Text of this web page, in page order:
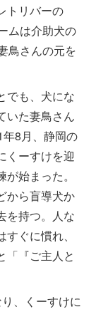
トリバーの
ムは介助犬の
鳥さんの元を
でも、犬にな
いた妻鳥さん
8月、静岡の
くーすけを迎
始まった。
から盲導犬か
を持つ。人な
ぐに慣れ、
「『ご主人と
、くーすけに